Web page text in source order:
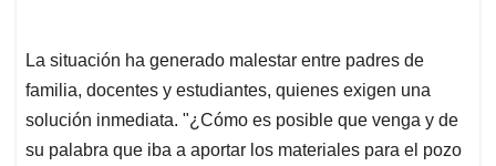
La situación ha generado malestar entre padres de
familia, docentes y estudiantes, quienes exigen una
solución inmediata. "¿Cómo es posible que venga y de
su palabra que iba a aportar los materiales para el pozo